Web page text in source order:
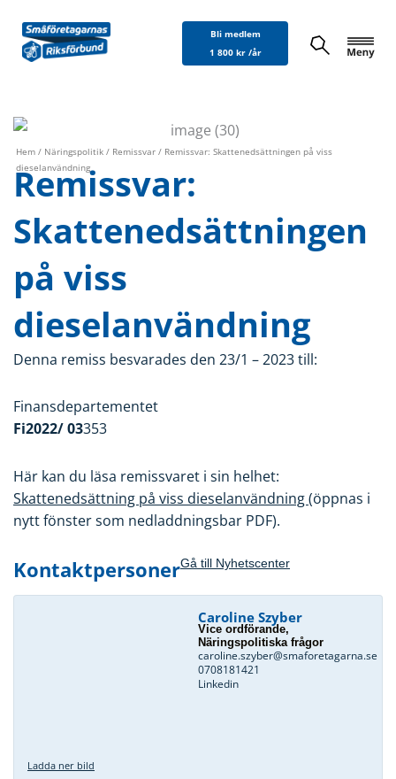
innehåll
Bli medlem
1 800 kr /år
Hem / Näringspolitik / Remissvar / Remissvar: Skattenedsättningen på viss
dieselanvändning
Remissvar:
Skattenedsättningen
på viss
dieselanvändning
Denna remiss besvarades den 23/1 – 2023 till:
Finansdepartementet
Fi2022/ 03353
Här kan du läsa remissvaret i sin helhet:
Skattenedsättning på viss dieselanvändning(öppnas i
nytt fönster som nedladdningsbar PDF).
KontaktpersonerGå till Nyhetscenter
Caroline Szyber
Vice ordförande,
Näringspolitiska frågor
caroline.szyber@smaforetagarna.se
0708181421
Linkedin
Ladda ner bild